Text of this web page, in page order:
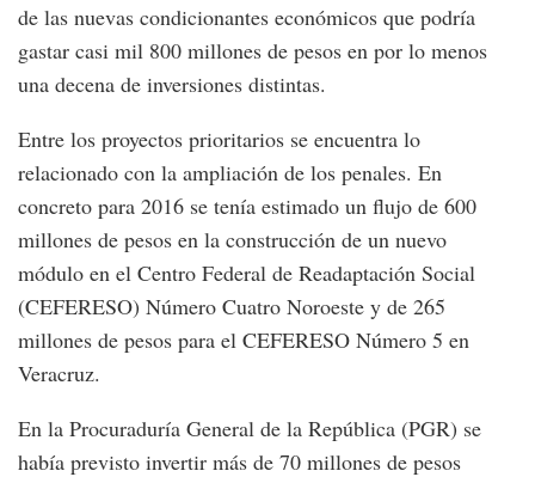
de las nuevas condicionantes económicos que podría
gastar casi mil 800 millones de pesos en por lo menos
una decena de inversiones distintas.
Entre los proyectos prioritarios se encuentra lo
relacionado con la ampliación de los penales. En
concreto para 2016 se tenía estimado un flujo de 600
millones de pesos en la construcción de un nuevo
módulo en el Centro Federal de Readaptación Social
(CEFERESO) Número Cuatro Noroeste y de 265
millones de pesos para el CEFERESO Número 5 en
Veracruz.
En la Procuraduría General de la República (PGR) se
había previsto invertir más de 70 millones de pesos